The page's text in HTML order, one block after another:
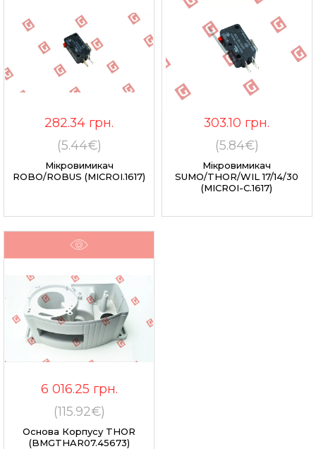
282.34 грн.
(5.44€)
Мікровимикач
ROBO/ROBUS (MICROI.1617)
303.10 грн.
(5.84€)
Мікровимикач
SUMO/THOR/WIL 17/14/30
(MICROI-C.1617)
6 016.25 грн.
(115.92€)
Основа Корпусу THOR
(BMGTHAR07.45673)